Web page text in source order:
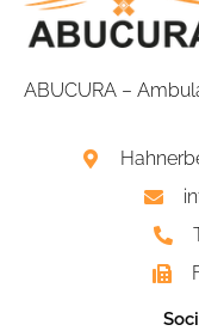
ABUCURA –